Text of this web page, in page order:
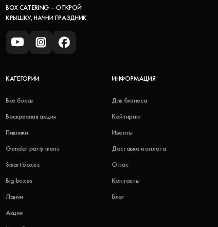
BOX CATERING – ОТКРОЙ
КРЫШКУ, НАЧНИ ПРАЗДНИК
КАТЕГОРИИ
Все боксы
Воскресная акция
Пикники
Gender party menu
Smart boxes
Big boxes
Ланчи
Акция
ИНФОРМАЦИЯ
Для бизнеса
Кейтиринг
Ивенты
Доставка и оплата
О нас
Контакты
Блог